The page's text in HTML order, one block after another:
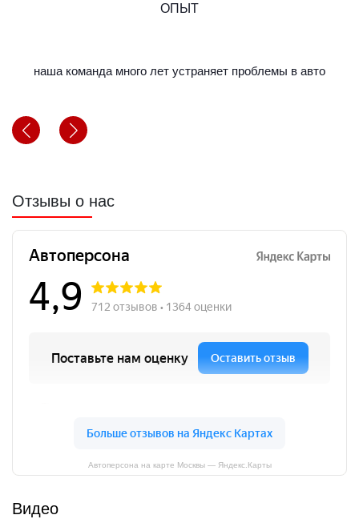
ОПЫТ
наша команда много лет устраняет проблемы в авто
Отзывы о нас
Автоперсона на карте Москвы — Яндекс.Карты
Видео